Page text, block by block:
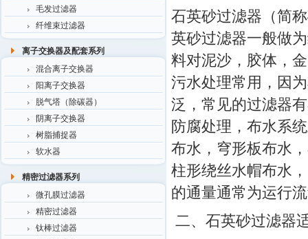
毛发过滤器
纤维束过滤器
离子交换器及配套系列
混合离子交换器
阳离子交换器
脱气塔（除碳器）
阴离子交换器
树脂捕捉器
软水器
精密过滤器系列
微孔膜过滤器
精密过滤器
钛棒过滤器
石英砂过滤器（简
英砂过滤器一般做
料对泥沙，胶体，
污水处理常用，因
泛，常见的过滤器
防腐处理，布水系
布水，穹形板布水
柱形绕丝水帽布水
的通量通常为运行
二、石英砂过滤器